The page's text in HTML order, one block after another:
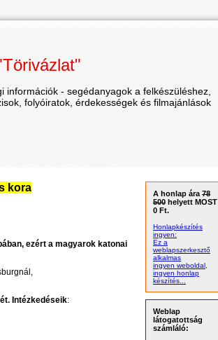
információk - segédanyagok a felkészüléshez,
folyóiratok, érdekességek és filmajánlások
kora
ezért a magyarok katonai
Intézkedéseik:
A honlap ára 78
500 helyett MOST
0 Ft.
Honlapkészítés
ingyen:
Ez a
weblapszerkesztő
alkalmas
ingyen weboldal,
ingyen honlap
készítés...
Weblap
látogatottság
számláló: